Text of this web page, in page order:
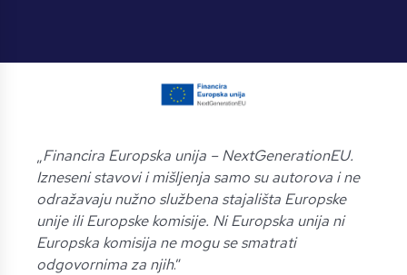
„Financira Europska unija – NextGenerationEU.
Izneseni stavovi i mišljenja samo su autorova i ne
odražavaju nužno službena stajališta Europske
unije ili Europske komisije. Ni Europska unija ni
Europska komisija ne mogu se smatrati
odgovornima za njih.”